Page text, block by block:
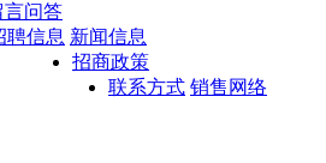
言问答
聘信息 新闻信息
招商政策
联系方式 销售网络